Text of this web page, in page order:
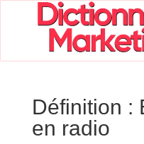
Définition :
en radio